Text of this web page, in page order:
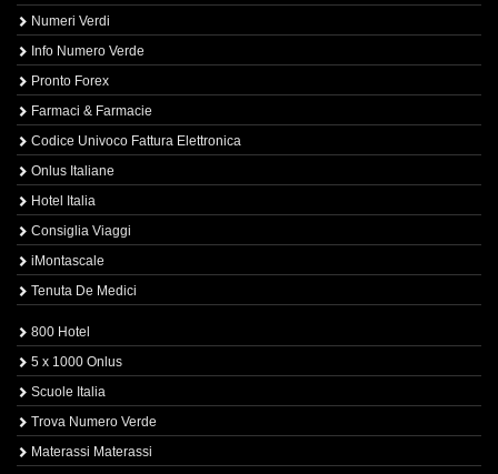
Numeri Verdi
Info Numero Verde
Pronto Forex
Farmaci & Farmacie
Codice Univoco Fattura Elettronica
Onlus Italiane
Hotel Italia
Consiglia Viaggi
iMontascale
Tenuta De Medici
800 Hotel
5 x 1000 Onlus
Scuole Italia
Trova Numero Verde
Materassi Materassi